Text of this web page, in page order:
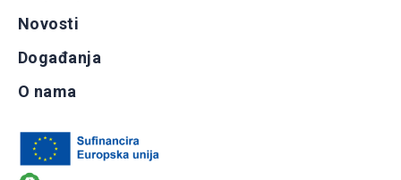
Novosti
Događanja
O nama